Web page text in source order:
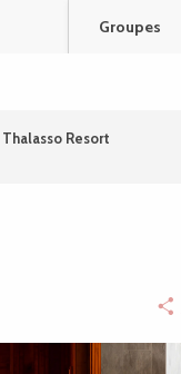
Groupes
Resort